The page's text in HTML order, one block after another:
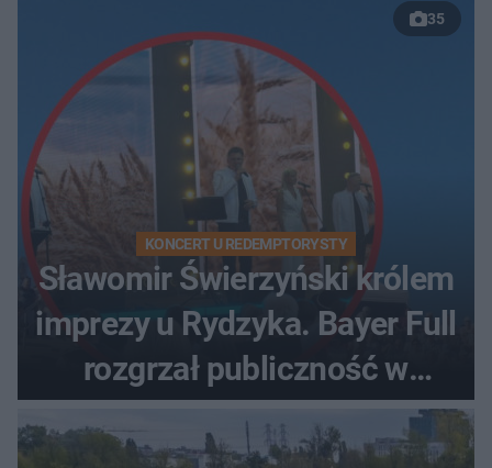
35
KONCERT U REDEMPTORYSTY
Sławomir Świerzyński królem
imprezy u Rydzyka. Bayer Full
rozgrzał publiczność w
Toruniu